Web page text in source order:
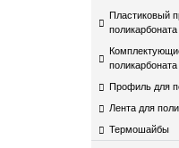
Пластиковый
поликарбоната
поликарбоната​
Профиль для
Лента для
Термошайбы